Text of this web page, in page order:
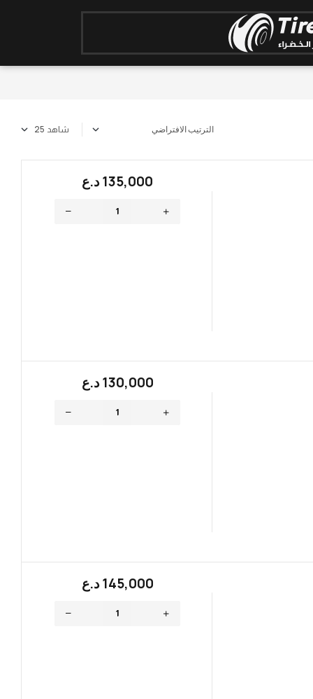
شاهد
135,000؜د.؜ع
130,000 ؜د.؜ع
145,000 ؜د.؜ع